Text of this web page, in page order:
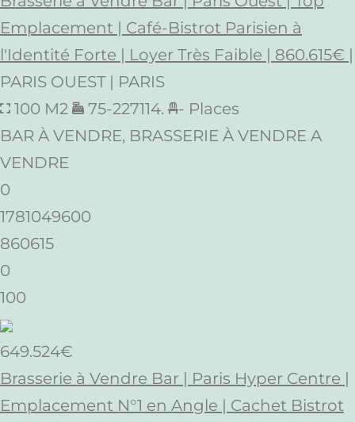
Emplacement | Café-Bistrot Parisien à
l'Identité Forte | Loyer Très Faible | 860.615€ |
PARIS OUEST | PARIS
100 M2
75-227114.
- Places
BAR À VENDRE, BRASSERIE À VENDRE A
VENDRE
0
1781049600
860615
0
100
649.524€
Brasserie à Vendre Bar | Paris Hyper Centre |
Emplacement N°1 en Angle | Cachet Bistrot